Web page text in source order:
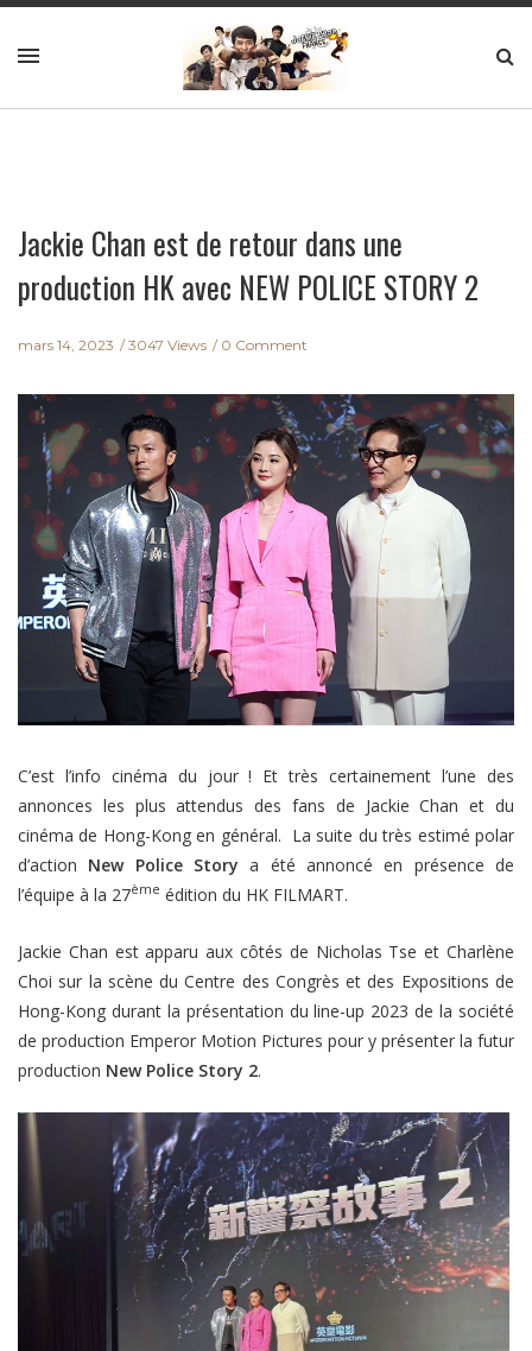
Jackie Chan est de retour dans une
production HK avec NEW POLICE STORY 2
mars 14, 2023 3047 Views 0 Comment
C’est l’info cinéma du jour ! Et très certainement l’une des
annonces les plus attendus des fans de Jackie Chan et du
cinéma de Hong-Kong en général. La suite du très estimé polar
d’action New Police Story a été annoncé en présence de
l’équipe à la 27ème édition du HK FILMART.
Jackie Chan est apparu aux côtés de Nicholas Tse et Charlène
Choi sur la scène du Centre des Congrès et des Expositions de
Hong-Kong durant la présentation du line-up 2023 de la société
de production Emperor Motion Pictures pour y présenter la futur
production New Police Story 2.